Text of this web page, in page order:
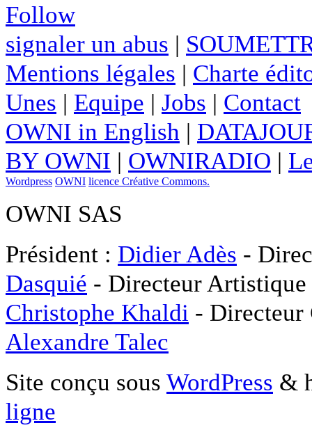
Follow
signaler un abus |
Mentions légales | Charte
Unes | Equipe | Jobs | Contact
OWNI in English |
BY OWNI | OWNIRADIO |
Wordpress OWNI licence Créative Commons.
OWNI SAS
Président : Didier Adès -
Dasquié - Directeur
Christophe Khaldi -
Alexandre Talec
Site conçu sous WordPress &
ligne